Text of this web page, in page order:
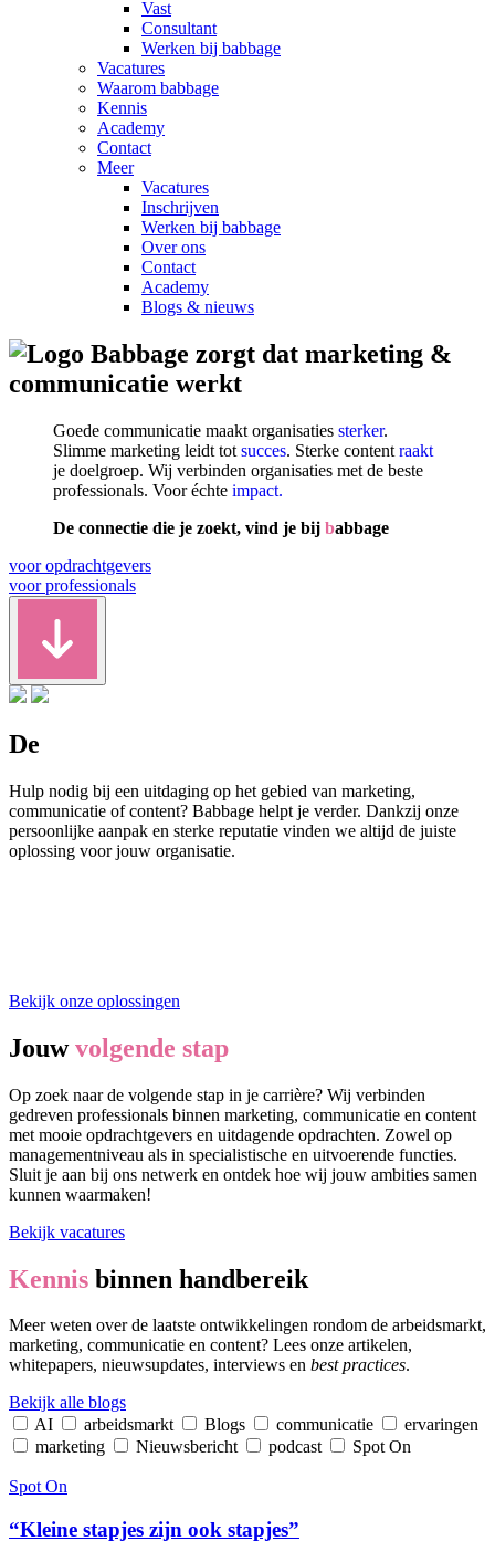
Vast
Consultant
Werken bij babbage
Vacatures
Waarom babbage
Kennis
Academy
Contact
Meer
Vacatures
Inschrijven
Werken bij babbage
Over ons
Contact
Academy
Blogs & nieuws
zorgt dat marketing &
communicatie werkt
Goede communicatie maakt organisaties sterker.
Slimme marketing leidt tot succes. Sterke content raakt
je doelgroep. Wij verbinden organisaties met de beste
professionals. Voor échte impact.
De connectie die je zoekt, vind je bij babbage
voor opdrachtgevers
voor professionals
De
Hulp nodig bij een uitdaging op het gebied van marketing,
communicatie of content? Babbage helpt je verder. Dankzij onze
persoonlijke aanpak en sterke reputatie vinden we altijd de juiste
oplossing voor jouw organisatie.
Bekijk onze oplossingen
Jouwvolgende stap
Op zoek naar de volgende stap in je carrière? Wij verbinden
gedreven professionals binnen marketing, communicatie en content
met mooie opdrachtgevers en uitdagende opdrachten. Zowel op
managementniveau als in specialistische en uitvoerende functies.
Sluit je aan bij ons netwerk en ontdek hoe wij jouw ambities samen
kunnen waarmaken!
Bekijk vacatures
Kennis binnen handbereik
Meer weten over de laatste ontwikkelingen rondom de arbeidsmarkt,
marketing, communicatie en content? Lees onze artikelen,
whitepapers, nieuwsupdates, interviews en best practices.
Bekijk alle blogs
AI
arbeidsmarkt Blogs communicatie
ervaringen
marketing
Nieuwsbericht podcast Spot On
Spot On
“Kleine stapjes zijn ook stapjes”